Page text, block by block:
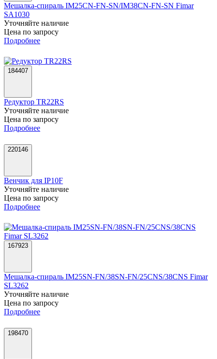
Мешалка-спираль IM25CN-FN-SN/IM38CN-FN-SN Fimar
SA1030
Уточняйте наличие
Цена по запросу
Подробнее
184407
Редуктор TR22RS
Уточняйте наличие
Цена по запросу
Подробнее
220146
Венчик для IP10F
Уточняйте наличие
Цена по запросу
Подробнее
167923
Мешалка-спираль IM25SN-FN/38SN-FN/25CNS/38CNS Fimar
SL3262
Уточняйте наличие
Цена по запросу
Подробнее
198470